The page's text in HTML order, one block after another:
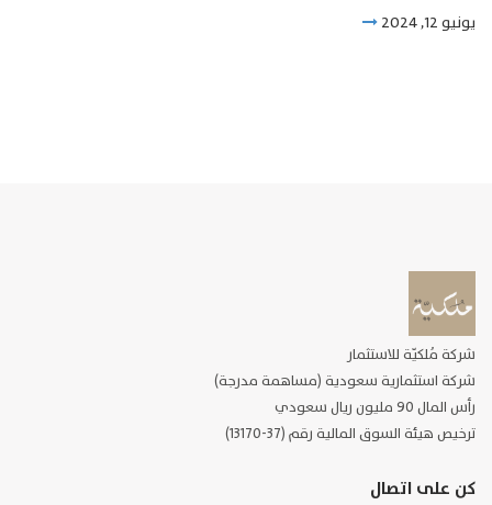
يونيو 12, 2024
شركة مُلكيّة للاستثمار
شركة استثمارية سعودية (مساهمة مدرجة)
رأس المال 90 مليون ريال سعودي
ترخيص هيئة السوق المالية رقم (37-13170)
كن على اتصال